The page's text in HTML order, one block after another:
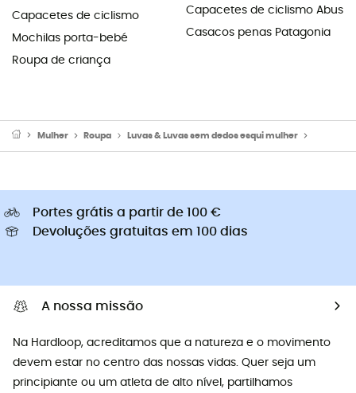
Capacetes de ciclismo
Mochilas porta-bebé
Roupa de criança
Capacetes de ciclismo Abus
Casacos penas Patagonia
Mulher Roupa Luvas & Luvas sem dedos esqui mulher
Portes grátis a partir de 100 €
Devoluções gratuitas em 100 dias
A nossa missão
Na Hardloop, acreditamos que a natureza e o movimento
devem estar no centro das nossas vidas. Quer seja um
principiante ou um atleta de alto nível, partilhamos